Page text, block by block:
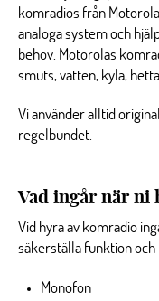
komradios från
analoga system och
behov. Motorolas
smuts, vatten, kyla,
Vi använder alltid
regelbundet.
Vad ingår när ni
Vid hyra av komradio
säkerställa funktion
Monofon